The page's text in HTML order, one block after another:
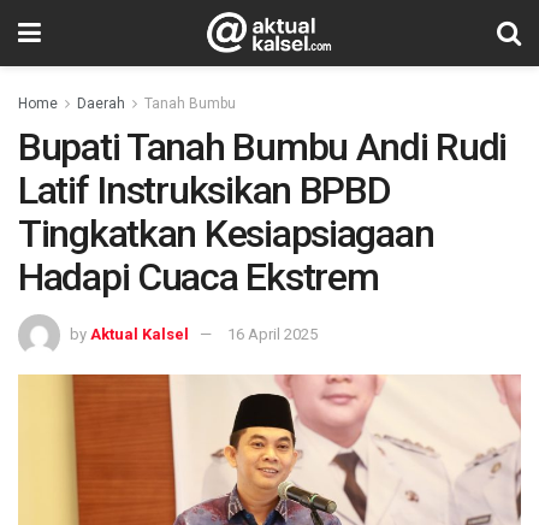
Home Daerah Tanah Bumbu
Bupati Tanah Bumbu Andi Rudi
Latif Instruksikan BPBD
Tingkatkan Kesiapsiagaan
Hadapi Cuaca Ekstrem
by Aktual Kalsel 16 April 2025